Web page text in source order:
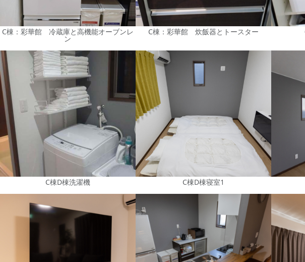
C棟：彩華館 冷蔵庫と高機能オーブンレ
ン
C棟：彩華館 炊飯器とトースター
C棟D棟洗濯機 C棟D棟寝室1